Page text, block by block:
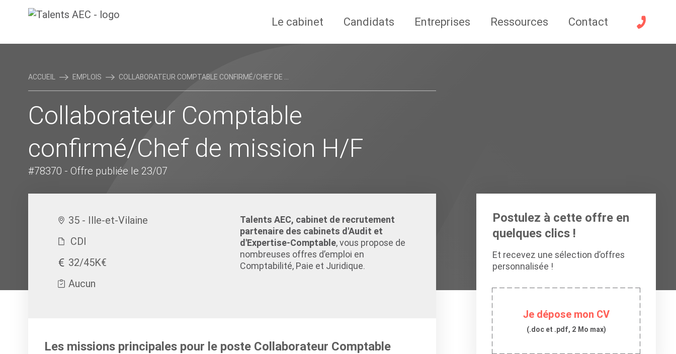
Le cabinet Candidats Entreprises Ressources Contact
ACCUEIL EMPLOIS COLLABORATEUR COMPTABLE CONFIRMÉ/CHEF DE ...
Collaborateur Comptable
confirmé/Chef de mission H/F
#78370 - Offre publiée le 23/07
35 - Ille-et-Vilaine
CDI
32/45K€
Aucun
Talents AEC, cabinet de recrutement
partenaire des cabinets d'Audit et
d'Expertise-Comptable, vous propose de
nombreuses offres d’emploi en
Comptabilité, Paie et Juridique.
Les missions principales pour le poste Collaborateur Comptable
Postulez à cette offre en
quelques clics !
Et recevez une sélection d’offres
personnalisée !
Je dépose mon CV
(.doc et .pdf, 2 Mo max)